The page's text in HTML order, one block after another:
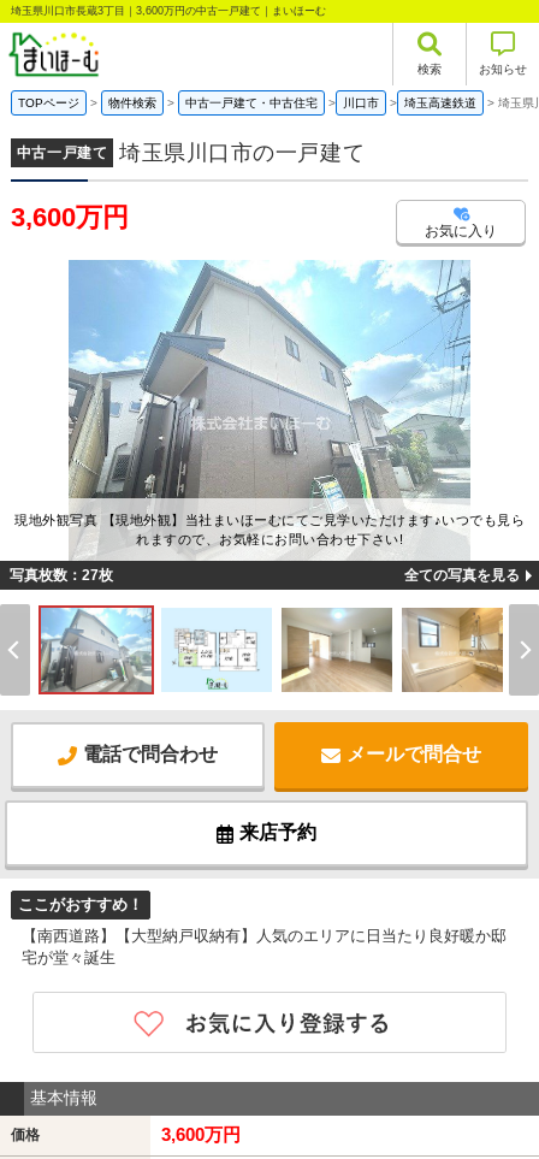
埼玉県川口市長蔵3丁目｜3,600万円の中古一戸建て｜まいほーむ
検索 お知らせ
TOPページ 物件検索 中古一戸建て・中古住宅 川口市 埼玉高速鉄道 埼玉県
中古一戸建て 埼玉県川口市の一戸建て
3,600万円 お気に入り
現地外観写真 【現地外観】当社まいほーむにてご見学いただけます♪いつでも見ら
れますので、お気軽にお問い合わせ下さい!
写真枚数：27枚 全ての写真を見る
電話で問合わせ メールで問合せ
来店予約
ここがおすすめ！
【南西道路】【大型納戸収納有】人気のエリアに日当たり良好暖か邸
宅が堂々誕生
基本情報
価格 3,600万円